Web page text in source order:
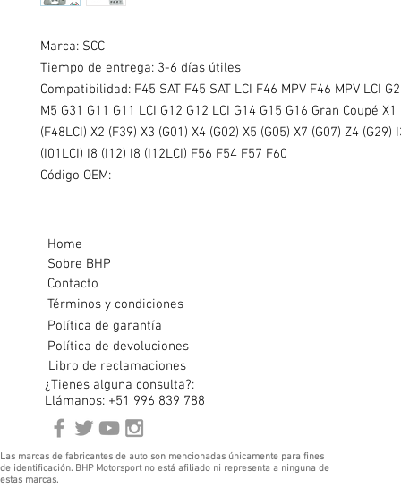
Marca: SCC
Tiempo de entrega: 3-6 días útiles
Compatibilidad: F45 SAT F45 SAT LCI F46 MPV F46 MPV LCI
M5 G31 G11 G11 LCI G12 G12 LCI G14 G15 G16 Gran Coupé X1
(F48LCI) X2 (F39) X3 (G01) X4 (G02) X5 (G05) X7 (G07) Z4 (G29)
(I01LCI) I8 (I12) I8 (I12LCI) F56 F54 F57 F60
Código OEM:
Home
Sobre BHP
Contacto
Términos y condiciones
Política de garantía
Política de devoluciones
Libro de reclamaciones
¿Tienes alguna consulta?:
Llámanos: +51 996 839 788
Las marcas de fabricantes de auto son mencionadas únicamente para fines
de identificación. BHP Motorsport no está afiliado ni representa a ninguna de
estas marcas.